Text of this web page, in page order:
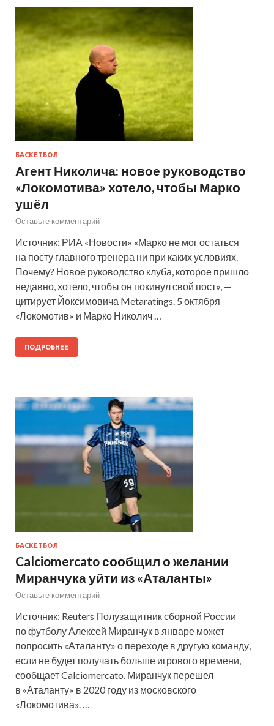
БАСКЕТБОЛ
Агент Николича: новое руководство
«Локомотива» хотело, чтобы Марко
ушёл
Оставьте комментарий
Источник: РИА «Новости» «Марко не мог остаться
на посту главного тренера ни при каких условиях.
Почему? Новое руководство клуба, которое пришло
недавно, хотело, чтобы он покинул свой пост», —
цитирует Йоксимовича Metaratings. 5 октября
«Локомотив» и Марко Николич …
ПОДРОБНЕЕ
БАСКЕТБОЛ
Calciomercato сообщил о желании
Миранчука уйти из «Аталанты»
Оставьте комментарий
Источник: Reuters Полузащитник сборной России
по футболу Алексей Миранчук в январе может
попросить «Аталанту» о переходе в другую команду,
если не будет получать больше игрового времени,
сообщает Calciomercato. Миранчук перешел
в «Аталанту» в 2020 году из московского
«Локомотива». …